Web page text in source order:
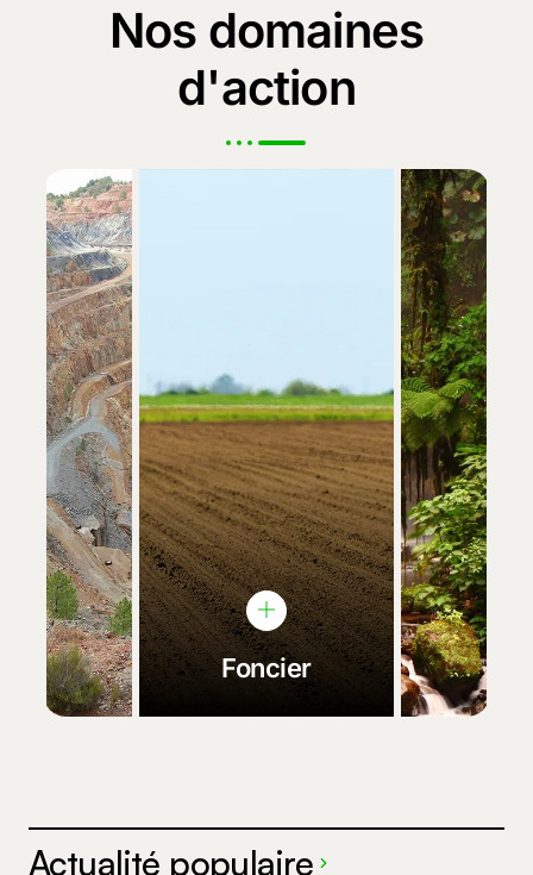
Nos domaines
d'action
Foncier
Actualité populaire